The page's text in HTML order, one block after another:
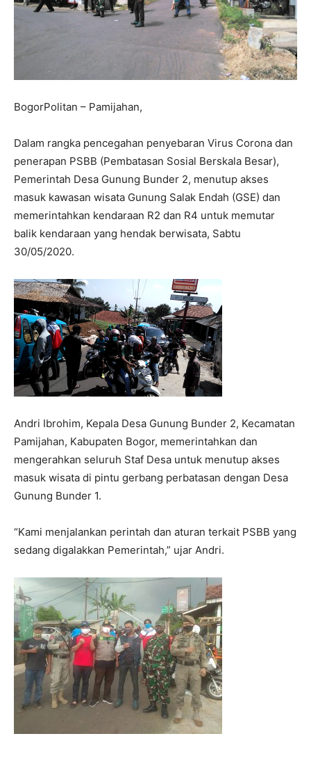
BogorPolitan – Pamijahan,
Dalam rangka pencegahan penyebaran Virus Corona dan
penerapan PSBB (Pembatasan Sosial Berskala Besar),
Pemerintah Desa Gunung Bunder 2, menutup akses
masuk kawasan wisata Gunung Salak Endah (GSE) dan
memerintahkan kendaraan R2 dan R4 untuk memutar
balik kendaraan yang hendak berwisata, Sabtu
30/05/2020.
Andri Ibrohim, Kepala Desa Gunung Bunder 2, Kecamatan
Pamijahan, Kabupaten Bogor, memerintahkan dan
mengerahkan seluruh Staf Desa untuk menutup akses
masuk wisata di pintu gerbang perbatasan dengan Desa
Gunung Bunder 1.
“Kami menjalankan perintah dan aturan terkait PSBB yang
sedang digalakkan Pemerintah,” ujar Andri.